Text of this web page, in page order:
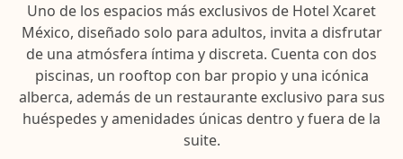
Uno de los espacios más exclusivos de Hotel Xcaret
México, diseñado solo para adultos, invita a disfrutar
de una atmósfera íntima y discreta. Cuenta con dos
piscinas, un rooftop con bar propio y una icónica
alberca, además de un restaurante exclusivo para sus
huéspedes y amenidades únicas dentro y fuera de la
suite.